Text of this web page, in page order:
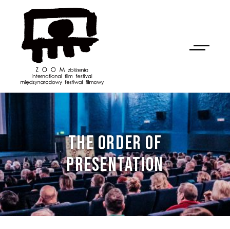
THE ORDER OF
PRESENTATION
NAN